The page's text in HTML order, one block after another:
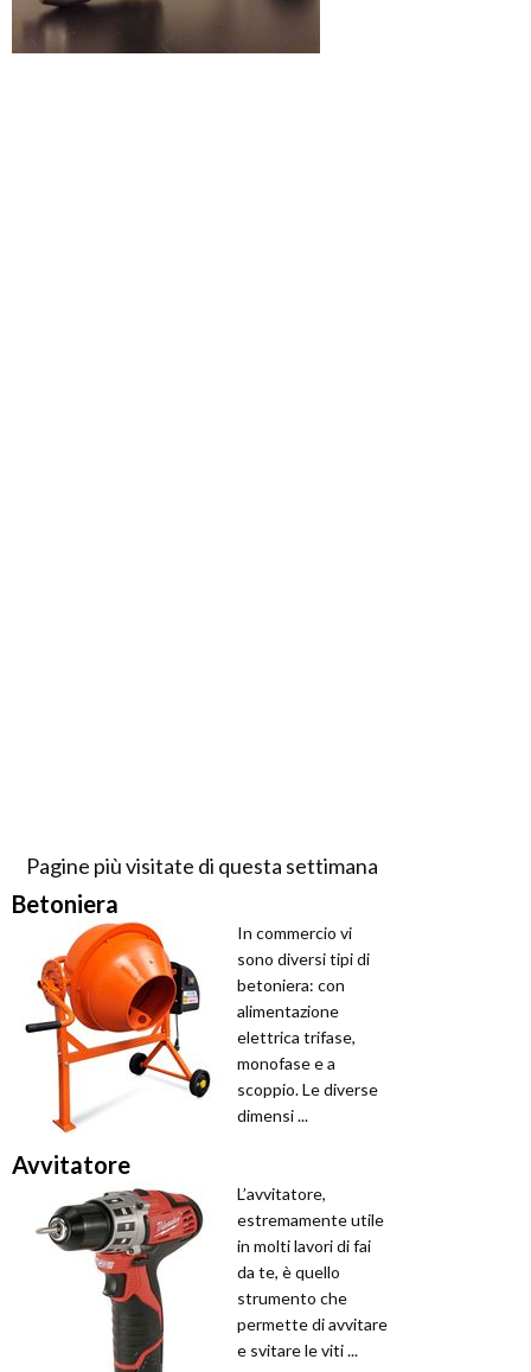
Pagine più visitate di questa settimana
Betoniera
In commercio vi
sono diversi tipi di
betoniera: con
alimentazione
elettrica trifase,
monofase e a
scoppio. Le diverse
dimensi ...
Avvitatore
L’avvitatore,
estremamente utile
in molti lavori di fai
da te, è quello
strumento che
permette di avvitare
e svitare le viti ...